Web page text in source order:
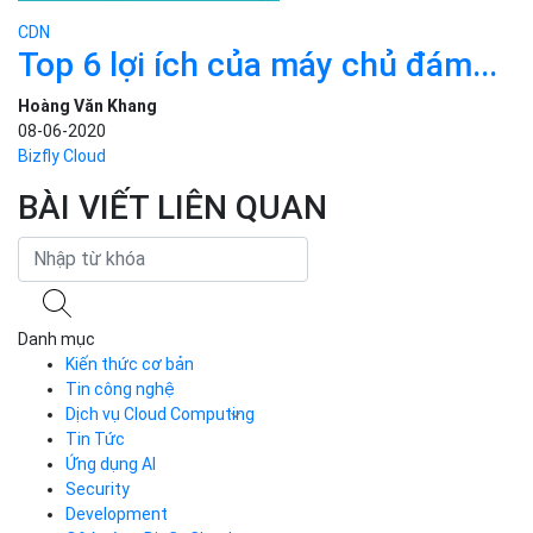
CDN
Top 6 lợi ích của máy chủ đám...
Hoàng Văn Khang
08-06-2020
Bizfly Cloud
BÀI VIẾT LIÊN QUAN
Danh mục
Kiến thức cơ bản
Tin công nghệ
Dịch vụ Cloud Computing
Cloud Server
CDN
Load Balancer
Auto Scaling
Tin Tức
Ứng dụng AI
Security
Development